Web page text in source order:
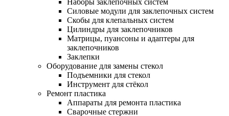
Наборы заклепочных систем
Силовые модули для заклепочных систем
Скобы для клепальных систем
Цилиндры для заклепочников
Матрицы, пуансоны и адаптеры для
заклепочников
Заклепки
Оборудование для замены стекол
Подъемники для стекол
Инструмент для стёкол
Ремонт пластика
Аппараты для ремонта пластика
Сварочные стержни